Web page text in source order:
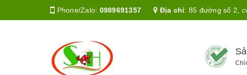
Phone/Zalo: 0989691357 Địa chỉ: 85 đường số 2,